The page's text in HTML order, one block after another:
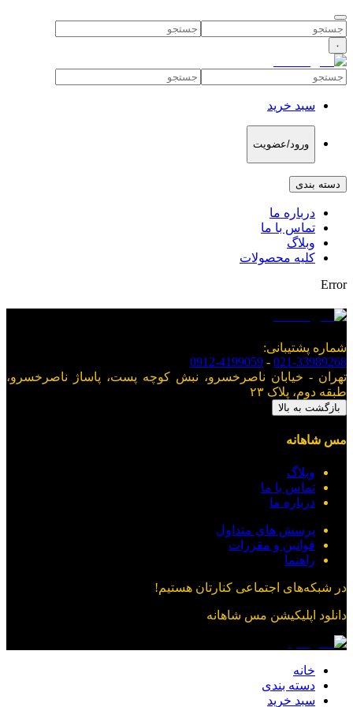
۰
سبد خرید
ورود/عضویت
دسته بندی
درباره ما
تماس با ما
وبلاگ
کلیه محصولات
Error
شماره پشتیبانی:
021-33989268
-
0912-4199059
تهران - خیابان ناصرخسرو، نبش کوچه پست، پاساژ ناصرخسرو،
طبقه دوم، پلاک ۲۳
بازگشت به بالا
مس شاهانه
وبلاگ
تماس با ما
درباره ما
پرسش های متداول
قوانین و مقررات
راهنما
در شبکه‌های اجتماعی کنارتان هستیم!
دانلود اپلیکیشن مس شاهانه
خانه
دسته بندی
سبد خرید